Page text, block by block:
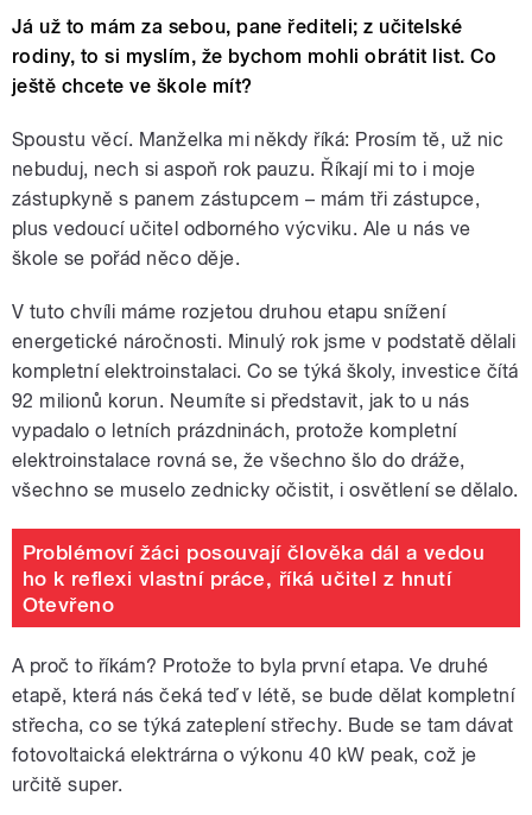
Já už to mám za sebou, pane řediteli; z učitelské
rodiny, to si myslím, že bychom mohli obrátit list. Co
ještě chcete ve škole mít?
Spoustu věcí. Manželka mi někdy říká: Prosím tě, už nic
nebuduj, nech si aspoň rok pauzu. Říkají mi to i moje
zástupkyně s panem zástupcem – mám tři zástupce,
plus vedoucí učitel odborného výcviku. Ale u nás ve
škole se pořád něco děje.
V tuto chvíli máme rozjetou druhou etapu snížení
energetické náročnosti. Minulý rok jsme v podstatě dělali
kompletní elektroinstalaci. Co se týká školy, investice čítá
92 milionů korun. Neumíte si představit, jak to u nás
vypadalo o letních prázdninách, protože kompletní
elektroinstalace rovná se, že všechno šlo do dráže,
všechno se muselo zednicky očistit, i osvětlení se dělalo.
Problémoví žáci posouvají člověka dál a vedou
ho k reflexi vlastní práce, říká učitel z hnutí
Otevřeno
A proč to říkám? Protože to byla první etapa. Ve druhé
etapě, která nás čeká teď v létě, se bude dělat kompletní
střecha, co se týká zateplení střechy. Bude se tam dávat
fotovoltaická elektrárna o výkonu 40 kW peak, což je
určitě super.